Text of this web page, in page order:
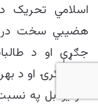
اسلامي تحریک
هضیبي سخت
جګړې او د
اصلاحګرۍ او د
هر یو بل په